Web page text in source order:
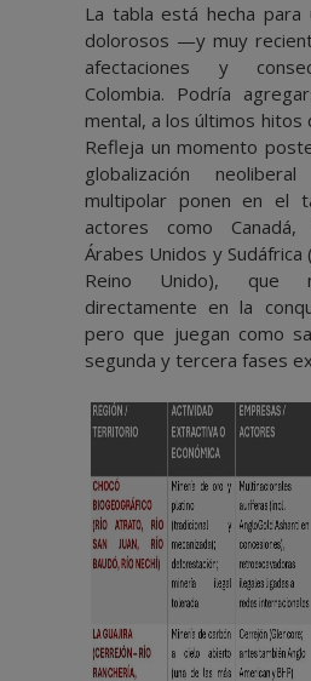
La tabla está hecha para
dolorosos —y muy
afectaciones y
Colombia. Podría
mental, a los últimos hitos
Refleja un momento
globalización
multipolar ponen en el
actores como Canadá,
Árabes Unidos y Sudáfrica
Reino Unido), que
directamente en la
pero que juegan como
segunda y tercera fases